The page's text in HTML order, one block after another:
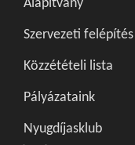
Alapítvány
Szervezeti felépítés
Közzétételi lista
Pályázataink
Nyugdíjasklub